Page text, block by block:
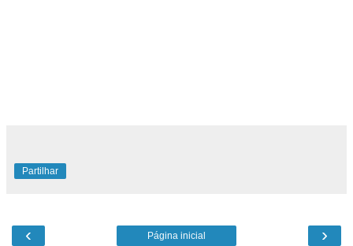
Partilhar
‹ ›
Página inicial